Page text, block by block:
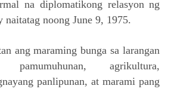
na diplomatikong relasyon ng
naitatag noong June 9, 1975.
ang maraming bunga sa larangan
agrikultura,
panlipunan, at marami pang